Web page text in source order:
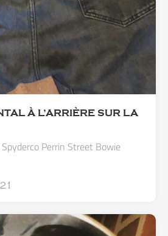
À L’ARRIÈRE SUR LA
Perrin Street Bowie